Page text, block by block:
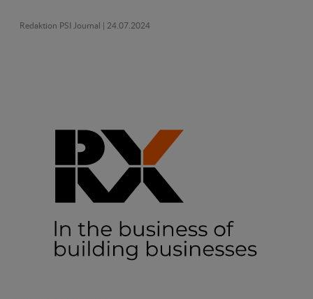
Redaktion PSI Journal | 24.07.2024